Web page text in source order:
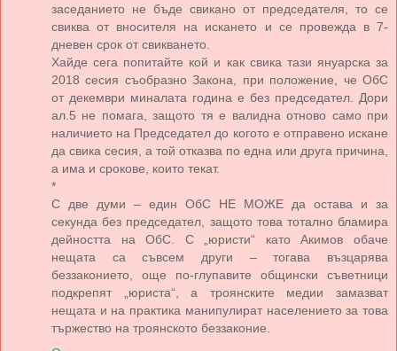
заседанието не бъде свикано от председателя, то се
свиква от вносителя на искането и се провежда в 7-
дневен срок от свикването.
Хайде сега попитайте кой и как свика тази януарска за
2018 сесия съобразно Закона, при положение, че ОбС
от декември миналата година е без председател. Дори
ал.5 не помага, защото тя е валидна отново само при
наличието на Председател до когото е отправено искане
да свика сесия, а той отказва по една или друга причина,
а има и срокове, които текат.
*
С две думи – един ОбС НЕ МОЖЕ да остава и за
секунда без председател, защото това тотално бламира
дейността на ОбС. С „юристи“ като Акимов обаче
нещата са съвсем други – тогава възцарява
беззаконието, още по-глупавите общински съветници
подкрепят „юриста“, а троянските медии замазват
нещата и на практика манипулират населението за това
тържество на троянското беззаконие.